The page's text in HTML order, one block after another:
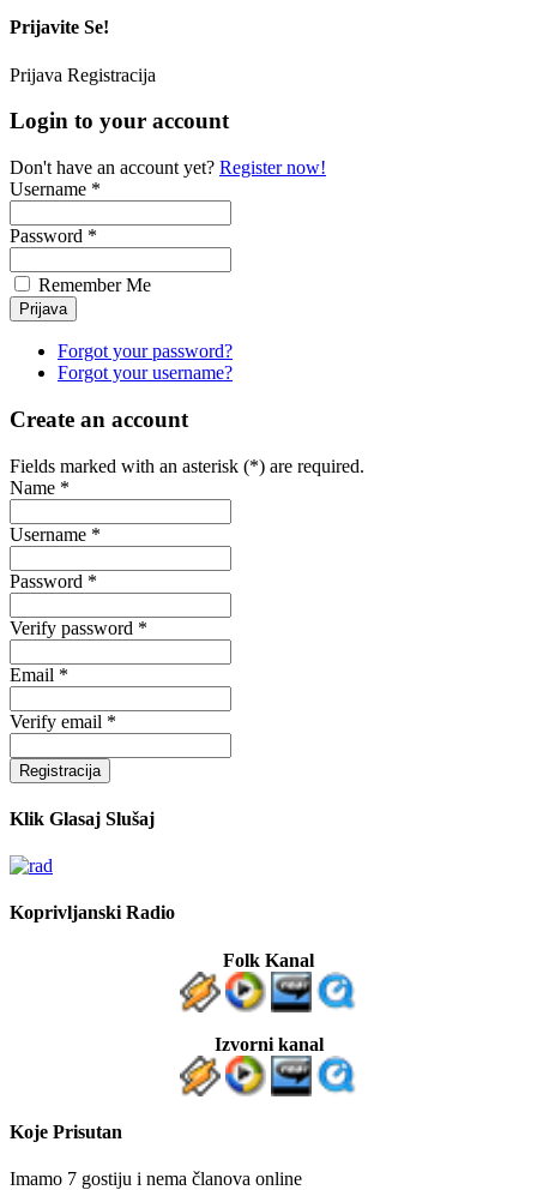
Prijavite Se!
Prijava Registracija
Login to your account
Don't have an account yet? Register now!
Username *
Password *
Remember Me
Forgot your password?
Forgot your username?
Create an account
Fields marked with an asterisk (*) are required.
Name *
Username *
Password *
Verify password *
Email *
Verify email *
Registracija
Klik Glasaj Slušaj
Koprivljanski Radio
Folk Kanal
Izvorni kanal
Koje Prisutan
Imamo 7 gostiju i nema članova online